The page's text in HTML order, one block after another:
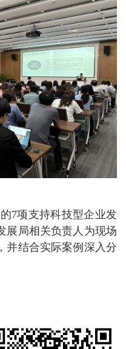
项支持科技型企业发
展局相关负责人为现场
并结合实际案例深入分